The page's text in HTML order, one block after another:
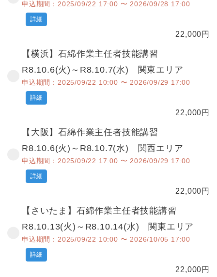
申込期間：2025/09/22 17:00 〜 2026/09/28 17:00
詳細
22,000円
【横浜】石綿作業主任者技能講習
R8.10.6(火)～R8.10.7(水) 関東エリア
申込期間：2025/09/22 10:00 〜 2026/09/29 17:00
詳細
22,000円
【大阪】石綿作業主任者技能講習
R8.10.6(火)～R8.10.7(水) 関西エリア
申込期間：2025/09/22 17:00 〜 2026/09/29 17:00
詳細
22,000円
【さいたま】石綿作業主任者技能講習
R8.10.13(火)～R8.10.14(水) 関東エリア
申込期間：2025/09/22 10:00 〜 2026/10/05 17:00
詳細
22,000円